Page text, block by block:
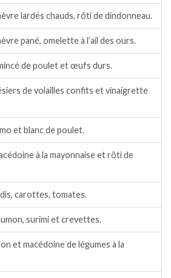
lardés chauds, rôti de dindonneau.
pané, omelette à l’ail des ours.
de poulet et œufs durs.
de volailles confits et vinaigrette
et blanc de poulet.
à la mayonnaise et rôti de
carottes, tomates.
surimi et crevettes.
et macédoine de légumes à la